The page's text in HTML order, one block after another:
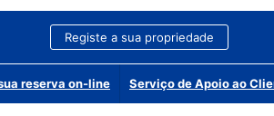
Registe a sua propriedade
reserva on-line Serviço de Apoio ao